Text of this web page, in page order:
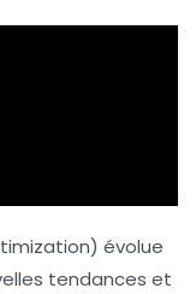
évolue
tendances et